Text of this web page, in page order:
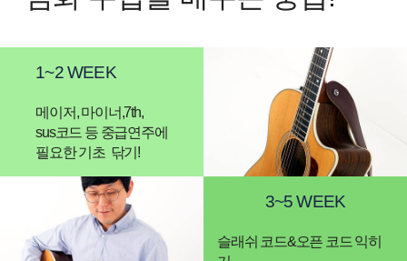
1~2 WEEK
메이저, 마이너,7th,
sus코드 등 중급연주에
필요한 기초 닦기!
3~5 WEEK
슬래쉬 코드&오픈 코드 익히